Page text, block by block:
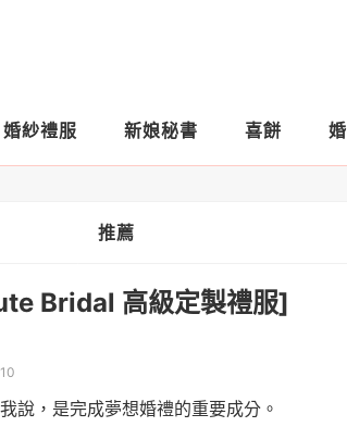
婚紗禮服 新娘秘書 喜餅
推薦
Bridal 高級定製禮服]
說，是完成夢想婚禮的重要成分。